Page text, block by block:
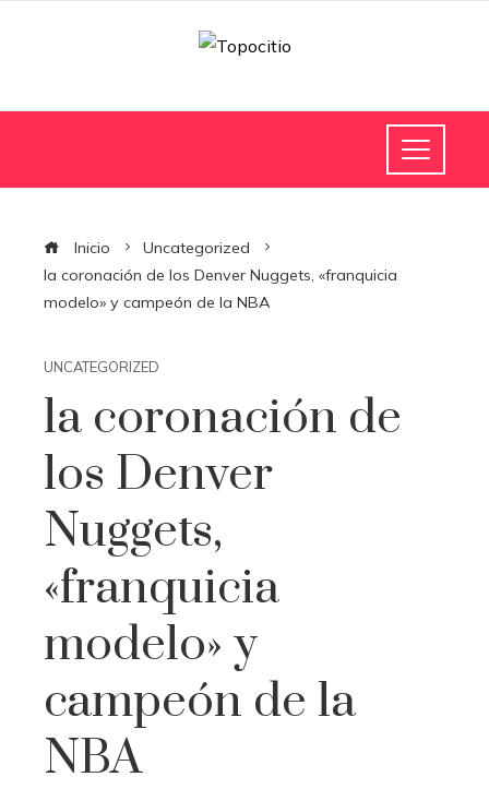
Inicio
Uncategorized
la coronación de los Denver Nuggets, «franquicia
modelo» y campeón de la NBA
UNCATEGORIZED
la coronación de
los Denver
Nuggets,
«franquicia
modelo» y
campeón de la
NBA